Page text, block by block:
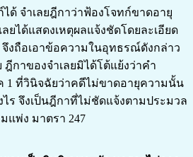
ด้ จำเลยฎีกาว่าฟ้องโจทก์ขาดอายุ
ลยได้แสดงเหตุผลแจ้งชัดโดยละเอียด
งถือเอาข้อความในอุทธรณ์ดังกล่าว
กาของจำเลยมิได้โต้แย้งว่าคำ
ที่วินิจฉัยว่าคดีไม่ขาดอายุความนั้น
ร จึงเป็นฎีกาที่ไม่ชัดแจ้งตามประมวล
พ่ง มาตรา 247